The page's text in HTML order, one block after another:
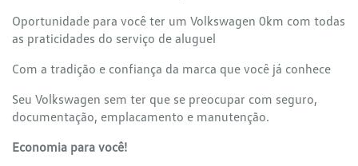
Oportunidade para você ter um Volkswagen 0km com todas
as praticidades do serviço de aluguel
Com a tradição e confiança da marca que você já conhece
Seu Volkswagen sem ter que se preocupar com seguro,
documentação, emplacamento e manutenção.
Economia para você!